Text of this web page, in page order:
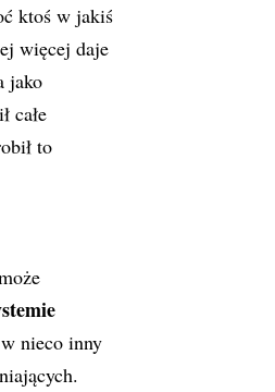
ktoś w jakiś
więcej daje
jako
całe
to
nieco inny